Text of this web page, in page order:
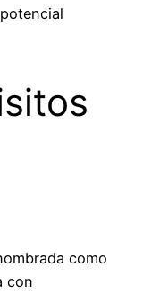
como
con